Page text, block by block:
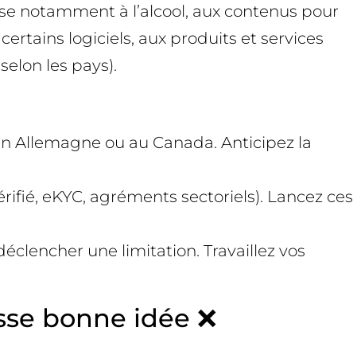
notamment à l’alcool, aux contenus pour
logiciels, aux produits et services
les pays).
Allemagne ou au Canada. Anticipez la
eKYC, agréments sectoriels). Lancez ces
une limitation. Travaillez vos
bonne idée ❌